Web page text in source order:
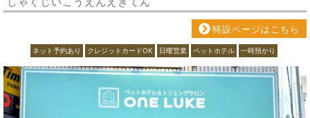
特設ページはこちら
ネット予約あり クレジットカードOK 日曜営業 ペットホテル 一時預かり